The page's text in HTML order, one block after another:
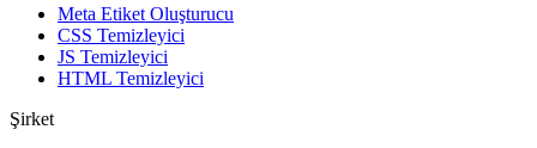
Meta Etiket Oluşturucu
CSS Temizleyici
JS Temizleyici
HTML Temizleyici
Şirket